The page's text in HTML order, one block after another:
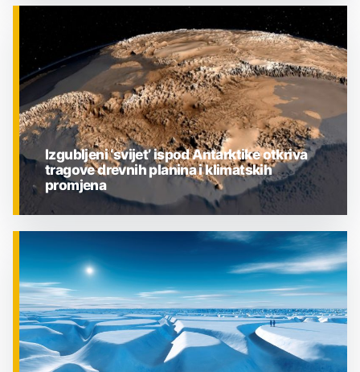
ZNANOST
ZNANOST
Izgubljeni ‘svijet’ ispod Antarktike otkriva
tragove drevnih planina i klimatskih
promjena